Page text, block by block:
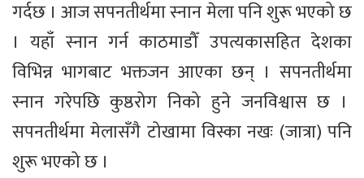
गर्दछ । आज सपनतीर्थमा स्नान मेला पनि शुरू भएको छ
। यहाँ स्नान गर्न काठमाडौँ उपत्यकासहित देशका
विभिन्न भागबाट भक्तजन आएका छन् । सपनतीर्थमा
स्नान गरेपछि कुष्ठरोग निको हुने जनविश्वास छ ।
सपनतीर्थमा मेलासँगै टोखामा विस्का नखः (जात्रा) पनि
शुरू भएको छ ।